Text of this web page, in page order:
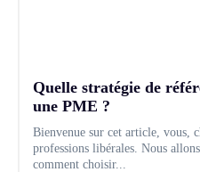
Quelle stratégie de
une PME ?
Bienvenue sur cet article, vous,
professions libérales. Nous
comment choisir...